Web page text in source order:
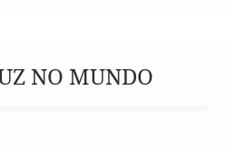
NO MUNDO